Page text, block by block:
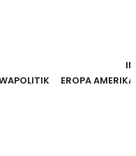
POLITIK
EROPA AMERIKA